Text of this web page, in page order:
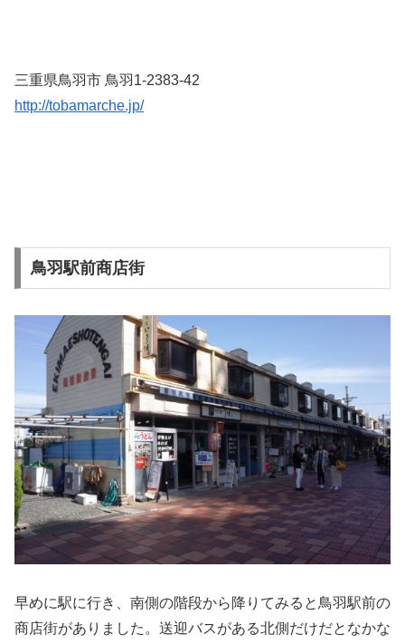
三重県鳥羽市 鳥羽1-2383-42
http://tobamarche.jp/
鳥羽駅前商店街
早めに駅に行き、南側の階段から降りてみると鳥羽駅前の
商店街がありました。送迎バスがある北側だけだとなかな